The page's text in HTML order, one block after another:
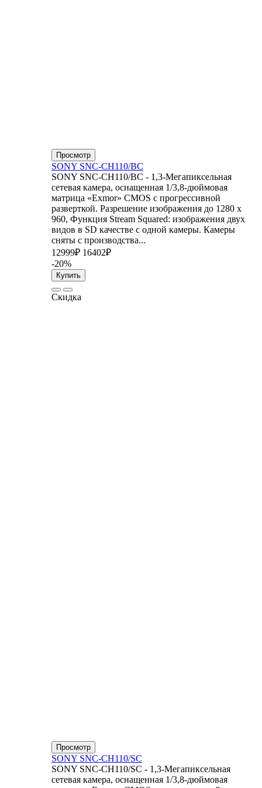
Просмотр
SONY SNC-CH110/BC
SONY SNC-CH110/BC - 1,3-Мегапиксельная
сетевая камера, оснащенная 1/3,8-дюймовая
матрица «Exmor» CMOS с прогрессивной
разверткой. Разрешение изображения до 1280 x
960, Функция Stream Squared: изображения двух
видов в SD качестве с одной камеры. Камеры
сняты с производства...
12999₽ 16402₽
-20%
Купить
Скидка
Просмотр
SONY SNC-CH110/SC
SONY SNC-CH110/SC - 1,3-Мегапиксельная
сетевая камера, оснащенная 1/3,8-дюймовая